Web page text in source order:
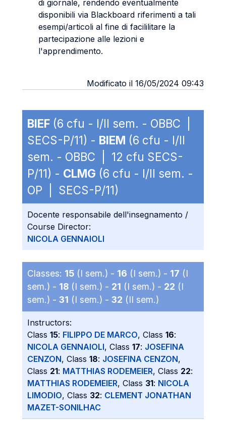
di giornale, rendendo eventualmente
disponibili via Blackboard riferimenti a tali
esempi/articoli al fine di facililitare la
partecipazione alle lezioni e
l'apprendimento.
Modificato il 16/05/2024 09:43
BIEF (6 cfu - I/II sem. - OBBC |
SECS-P/11) - BIEM (6 cfu - I/II
sem. - OBBC | 12 cfu SECS-
P/11) - CLMG (6 cfu - I/II sem. -
OP | SECS-P/11)
Docente responsabile dell'insegnamento /
Course Director:
NICOLA GENNAIOLI
Classes: 15 (I sem.) - 16 (I sem.) - 17 (I
sem.) - 18 (I sem.) - 21 (I sem.) - 22 (I
sem.) - 31 (I sem.) - 32 (II sem.)
Instructors:
Class 15: FILIPPO DE MARCO, Class 16:
NICOLA GENNAIOLI, Class 17: JOSEFINA
CENZON, Class 18: JOSEFINA CENZON,
Class 21: MATTHIAS RODEMEIER, Class 22:
MATTHIAS RODEMEIER, Class 31: NICOLA
LIMODIO, Class 32: CLEMENT JONATHAN
MAZET-SONILHAC